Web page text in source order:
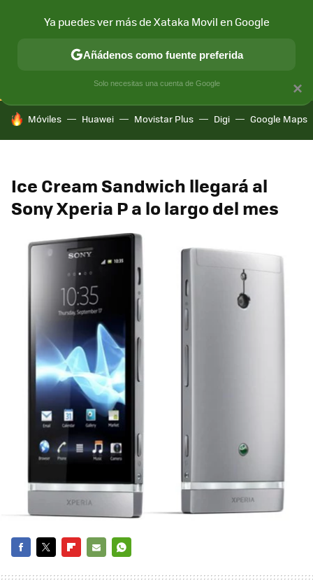
CONECTIVIDAD MÓVIL Y SOCIEDAD APLICACIONES
HOY SE HABLA DE
Móviles Huawei Movistar Plus Digi Google Maps
Ice Cream Sandwich llegará al
Sony Xperia P a lo largo del mes
×
Ya puedes ver más de Xataka Movil en Google
Añádenos como fuente preferida
Solo necesitas una cuenta de Google